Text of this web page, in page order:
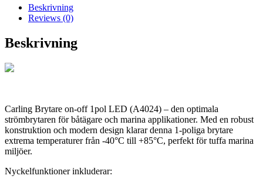
LED
mängd
Beskrivning
Reviews (0)
Beskrivning
Carling Brytare on-off 1pol LED (A4024) – den optimala
strömbrytaren för båtägare och marina applikationer. Med en robust
konstruktion och modern design klarar denna 1-poliga brytare
extrema temperaturer från -40°C till +85°C, perfekt för tuffa marina
miljöer.
Nyckelfunktioner inkluderar: